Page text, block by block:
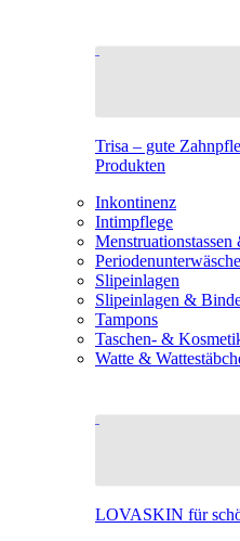
Trisa – gute
Produkten
Inkontinenz
Intimpflege
Periodenunterwäsche
Slipeinlagen
Slipeinlagen &
Tampons
Taschen- &
Watte &
LOVASKIN für